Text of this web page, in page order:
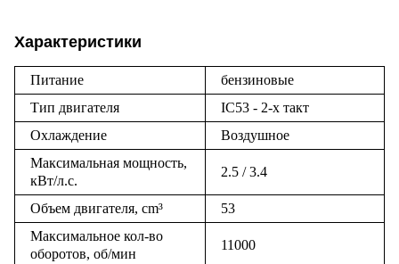
Характеристики
Питание
бензиновые
Тип двигателя
IC53 - 2-x такт
Охлаждение
Воздушное
Максимальная мощность,
кВт/л.с.
2.5 / 3.4
Объем двигателя, cm³
53
Максимальное кол-во
оборотов, об/мин
11000